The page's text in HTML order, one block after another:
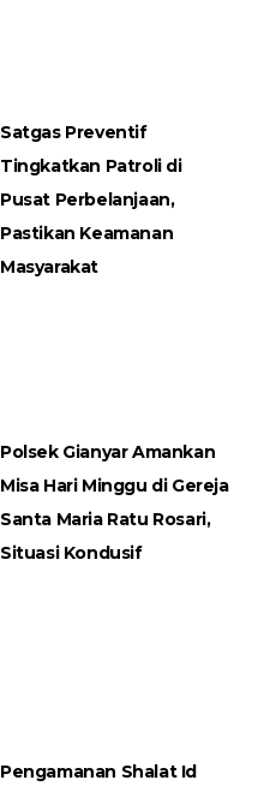
Satgas Preventif
Tingkatkan Patroli di
Pusat Perbelanjaan,
Pastikan Keamanan
Masyarakat
Polsek Gianyar Amankan
Misa Hari Minggu di Gereja
Santa Maria Ratu Rosari,
Situasi Kondusif
Pengamanan Shalat Id